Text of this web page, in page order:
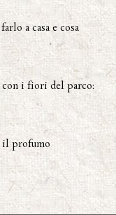
a casa e cosa
con i fiori del parco:
il profumo